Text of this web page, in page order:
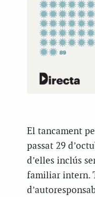
El tancament
passat 29
d’elles inclús
familiar intern.